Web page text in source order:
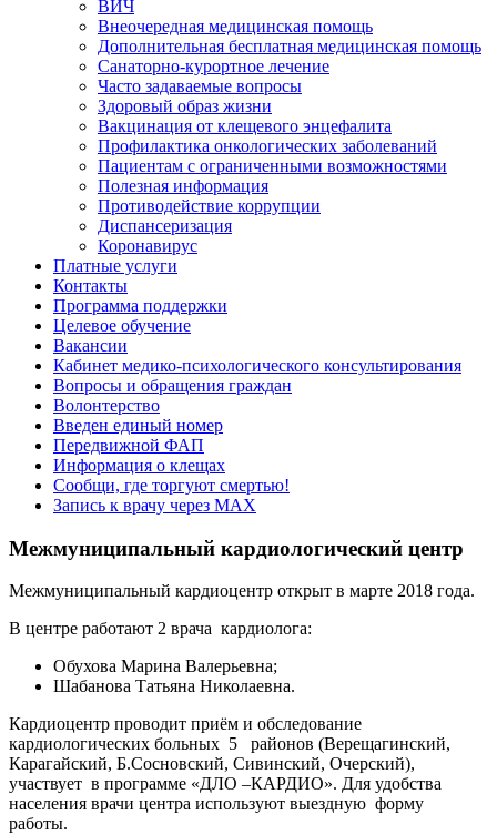
ВИЧ
Внеочередная медицинская помощь
Дополнительная бесплатная медицинская помощь
Санаторно-курортное лечение
Часто задаваемые вопросы
Здоровый образ жизни
Вакцинация от клещевого энцефалита
Профилактика онкологических заболеваний
Пациентам с ограниченными возможностями
Полезная информация
Противодействие коррупции
Диспансеризация
Коронавирус
Платные услуги
Контакты
Программа поддержки
Целевое обучение
Вакансии
Кабинет медико-психологического консультирования
Вопросы и обращения граждан
Волонтерство
Введен единый номер
Передвижной ФАП
Информация о клещах
Сообщи, где торгуют смертью!
Запись к врачу через МАХ
Межмуниципальный кардиологический центр
Межмуниципальный кардиоцентр открыт в марте 2018 года.
В центре работают 2 врача кардиолога:
Обухова Марина Валерьевна;
Шабанова Татьяна Николаевна.
Кардиоцентр проводит приём и обследование
кардиологических больных 5 районов (Верещагинский,
Карагайский, Б.Сосновский, Сивинский, Очерский),
участвует в программе «ДЛО –КАРДИО». Для удобства
населения врачи центра используют выездную форму
работы.